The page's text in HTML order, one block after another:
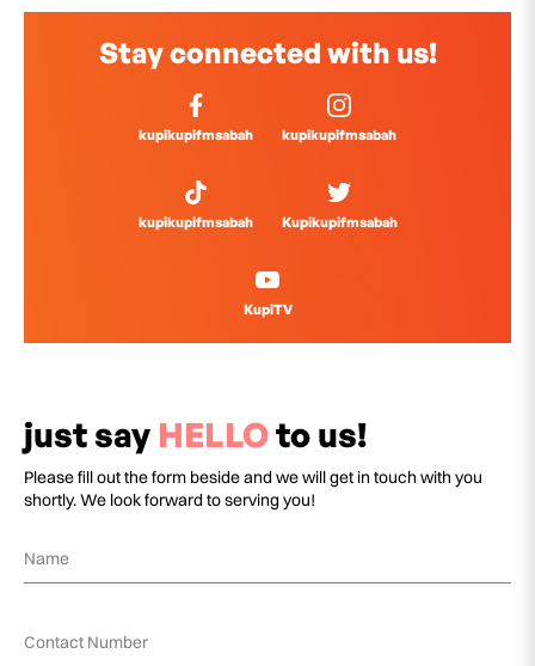
Stay connected with us!
kupikupifmsabah kupikupifmsabah
kupikupifmsabah Kupikupifmsabah
KupiTV
just say HELLOto us!
Please fill out the form beside and we will get in touch with you
shortly. We look forward to serving you!